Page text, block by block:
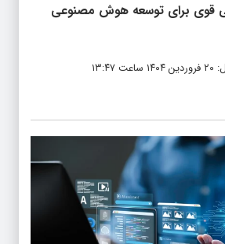
قوی برای توسعه هوش مصنوعی